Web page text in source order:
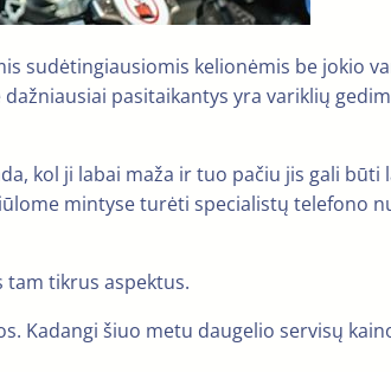
sudėtingiausiomis kelionėmis be jokio
pasitaikantys yra variklių
kol ji labai maža ir tuo pačiu jis gali būti
mintyse turėti specialistų telefono
tam tikrus aspektus.
Kadangi šiuo metu daugelio servisų